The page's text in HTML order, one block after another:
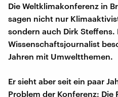
Die Weltklimakonferenz in
sagen nicht nur
sondern auch Dirk Steffens.
Wissenschaftsjournalist
Jahren mit Umweltthemen.
Er sieht aber seit ein paar
Problem der Konferenz: Die